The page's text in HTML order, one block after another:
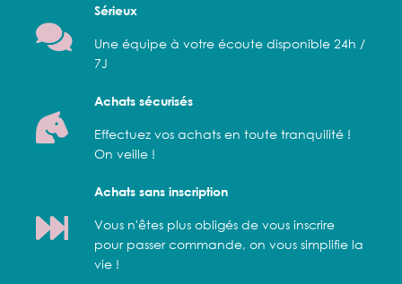
Sérieux
Une équipe à votre écoute disponible 24h /
7J
Achats sécurisés
Effectuez vos achats en toute tranquilité !
On veille !
Achats sans inscription
Vous n'êtes plus obligés de vous inscrire
pour passer commande, on vous simplifie la
vie !